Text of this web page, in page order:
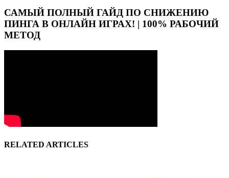
САМЫЙ ПОЛНЫЙ ГАЙД ПО СНИЖЕНИЮ
ПИНГА В ОНЛАЙН ИГРАХ! | 100% РАБОЧИЙ
МЕТОД
RELATED ARTICLES